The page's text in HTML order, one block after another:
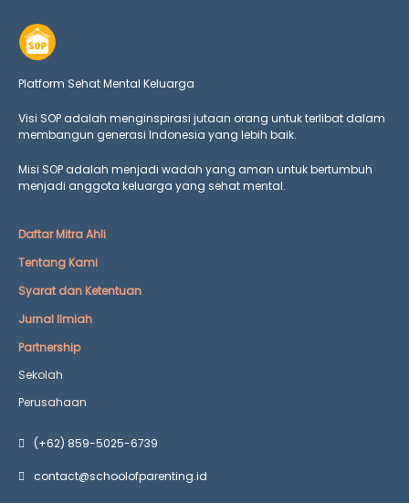
Platform Sehat Mental Keluarga
Visi SOP adalah menginspirasi jutaan orang untuk terlibat dalam
membangun generasi Indonesia yang lebih baik.
Misi SOP adalah menjadi wadah yang aman untuk bertumbuh
menjadi anggota keluarga yang sehat mental.
Daftar Mitra Ahli
Tentang Kami
Syarat dan Ketentuan
Jurnal Ilmiah
Partnership
Sekolah
Perusahaan
(+62) 859-5025-6739
contact@schoolofparenting.id